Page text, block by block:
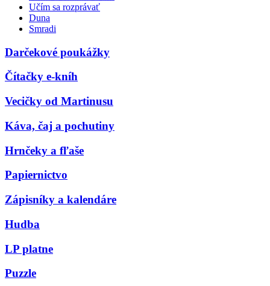
Učím sa rozprávať
Duna
Smradi
Darčekové poukážky
Čítačky e-kníh
Vecičky od Martinusu
Káva, čaj a pochutiny
Hrnčeky a fľaše
Papiernictvo
Zápisníky a kalendáre
Hudba
LP platne
Puzzle